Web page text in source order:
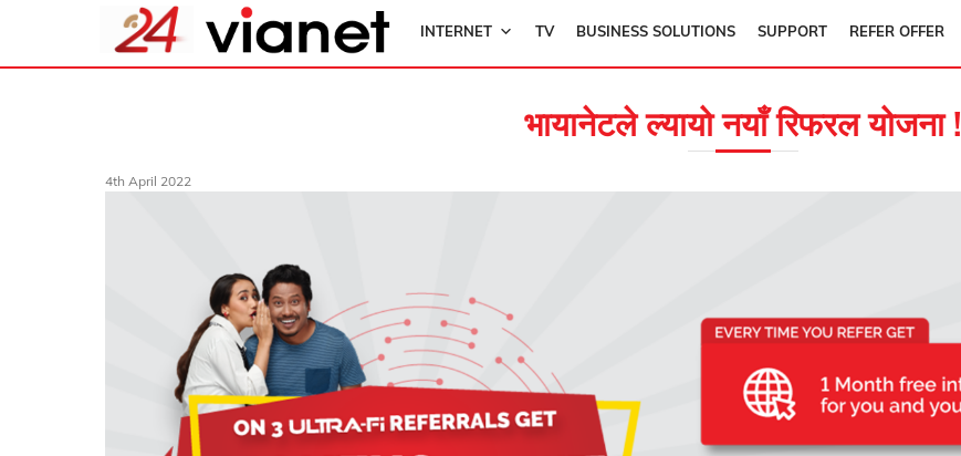
INTERNET TV BUSINESS SOLUTIONS SUPPORT REFER OFFER
भायानेटले ल्यायो नयाँ रिफरल योजना !
4th April 2022